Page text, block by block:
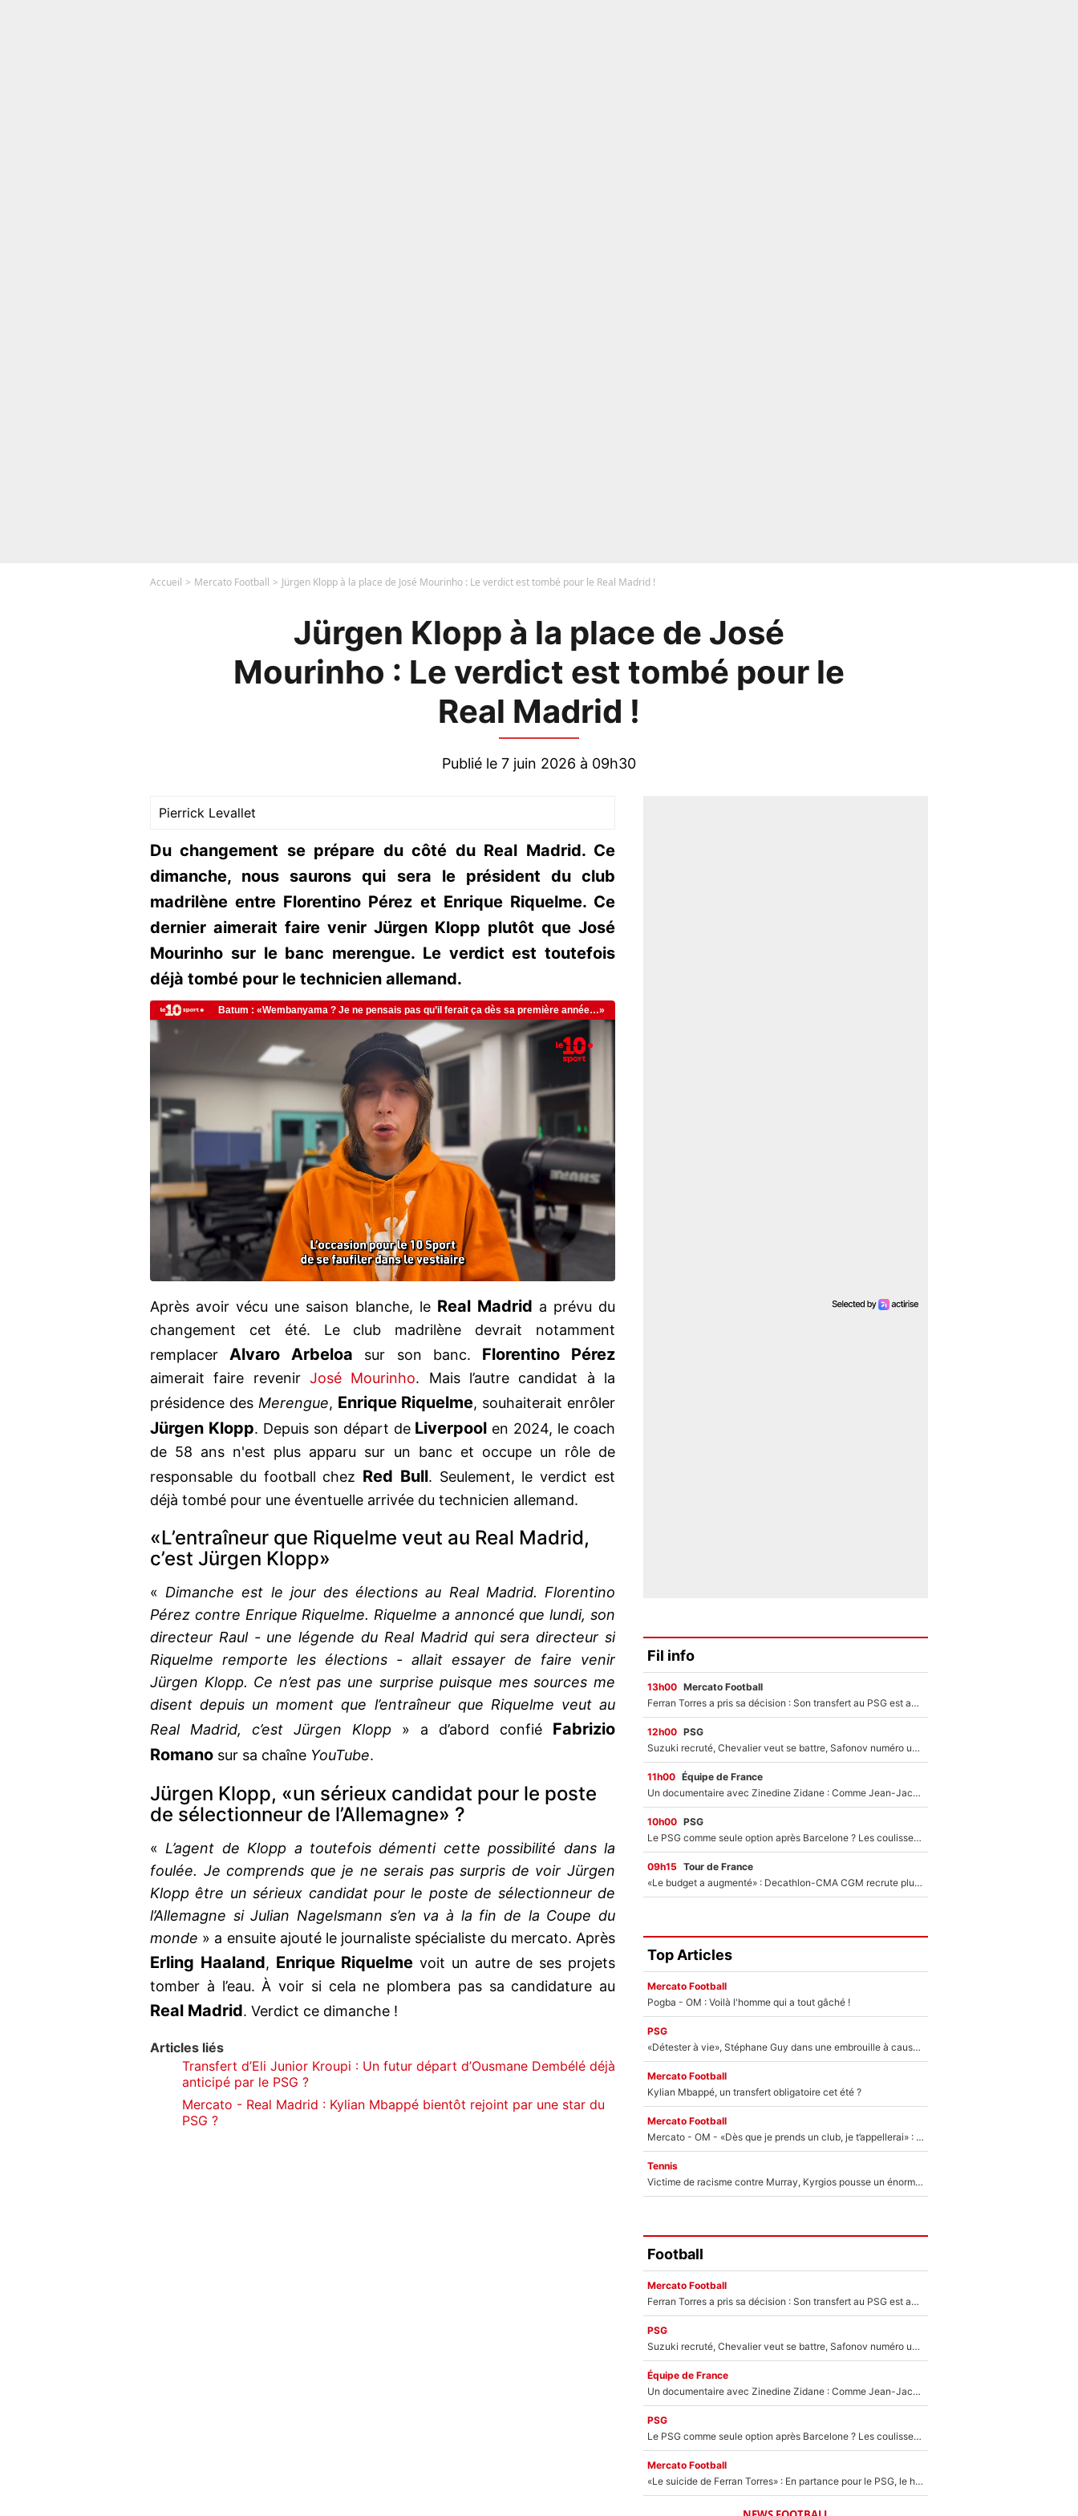
Accueil Mercato Football Jürgen Klopp à la place de José Mourinho : Le verdict est tombé pour le Real Madrid !
Jürgen Klopp à la place de José
Mourinho : Le verdict est tombé pour le
Real Madrid !
Publié le 7 juin 2026 à 09h30
Pierrick Levallet
Du changement se prépare du côté du Real Madrid. Ce
dimanche, nous saurons qui sera le président du club
madrilène entre Florentino Pérez et Enrique Riquelme. Ce
dernier aimerait faire venir Jürgen Klopp plutôt que José
Mourinho sur le banc merengue. Le verdict est toutefois
déjà tombé pour le technicien allemand.
Après avoir vécu une saison blanche, le Real Madrid a prévu du
changement cet été. Le club madrilène devrait notamment
remplacerAlvaro Arbeloa sur son banc. Florentino Pérez
aimerait faire revenir José Mourinho. Mais l’autre candidat à la
présidence des Merengue, Enrique Riquelme, souhaiterait enrôler
Jürgen Klopp. Depuis son départ de Liverpool en 2024, le coach
de 58 ans n'est plus apparu sur un banc et occupe un rôle de
responsable du football chez Red Bull. Seulement, le verdict est
déjà tombé pour une éventuelle arrivée du technicien allemand.
«L’entraîneur que Riquelme veut au Real Madrid,
c’est Jürgen Klopp»
«Dimanche est le jour des élections au Real Madrid. Florentino
Pérez contre Enrique Riquelme. Riquelme a annoncé que lundi, son
directeur Raul - une légende du Real Madrid qui sera directeur si
Riquelme remporte les élections - allait essayer de faire venir
Jürgen Klopp. Ce n’est pas une surprise puisque mes sources me
disent depuis un moment que l’entraîneur que Riquelme veut au
Real Madrid, c’est Jürgen Klopp » a d’abord confié Fabrizio
Romano sur sa chaîne YouTube.
Jürgen Klopp, «un sérieux candidat pour le poste
de sélectionneur de l’Allemagne» ?
«L’agent de Klopp a toutefois démenti cette possibilité dans la
foulée. Je comprends que je ne serais pas surpris de voir Jürgen
Klopp être un sérieux candidat pour le poste de sélectionneur de
l’Allemagne si Julian Nagelsmann s’en va à la fin de la Coupe du
monde » a ensuite ajouté le journaliste spécialiste du mercato. Après
Erling Haaland, Enrique Riquelme voit un autre de ses projets
tomber à l’eau. À voir si cela ne plombera pas sa candidature au
Real Madrid. Verdict ce dimanche !
Articles liés
Transfert d’Eli Junior Kroupi : Un futur départ d’Ousmane Dembélé déjà
anticipé par le PSG ?
Mercato - Real Madrid : Kylian Mbappé bientôt rejoint par une star du
PSG ?
Fil info
13h00 Mercato Football
Ferran Torres a pris sa décision : Son transfert au PSG est annoncé en Espagne !
12h00 PSG
Suzuki recruté, Chevalier veut se battre, Safonov numéro un… Le PSG se lance encore dans un gros chantier pour le poste de gardien de but
11h00 Équipe de France
Un documentaire avec Zinedine Zidane : Comme Jean-Jacques Goldman et Mylène Farmer, le nouveau sélectionneur de l'équipe de France a recalé une journaliste très connue
10h00 PSG
Le PSG comme seule option après Barcelone ? Les coulisses de la signature historique de Lionel Messi sont révélées au grand jour !
09h15 Tour de France
«Le budget a augmenté» : Decathlon-CMA CGM recrute plusieurs coureurs pour offrir à Paul Seixas une équipe pour gagner le Tour de France 2027
Top Articles
Mercato Football
Pogba - OM : Voilà l'homme qui a tout gâché !
PSG
«Détester à vie», Stéphane Guy dans une embrouille à cause du PSG !
Mercato Football
Kylian Mbappé, un transfert obligatoire cet été ?
Mercato Football
Mercato - OM - «Dès que je prends un club, je t’appellerai» : La promesse de Marcelino au moment de claquer la porte
Tennis
Victime de racisme contre Murray, Kyrgios pousse un énorme coup de gueule !
Football
Mercato Football
Ferran Torres a pris sa décision : Son transfert au PSG est annoncé en Espagne !
PSG
Suzuki recruté, Chevalier veut se battre, Safonov numéro un… Le PSG se lance encore dans un gros chantier pour le poste de gardien de but
Équipe de France
Un documentaire avec Zinedine Zidane : Comme Jean-Jacques Goldman et Mylène Farmer, le nouveau sélectionneur de l'équipe de France a recalé une journaliste très connue
PSG
Le PSG comme seule option après Barcelone ? Les coulisses de la signature historique de Lionel Messi sont révélées au grand jour !
Mercato Football
«Le suicide de Ferran Torres» : En partance pour le PSG, le héros de la finale de la Coupe du monde s'attire les foudres de la presse espagnole !